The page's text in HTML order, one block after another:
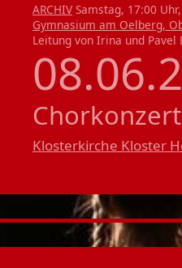
ARCHIV Samstag, 17:00 Uhr,
Gymnasium am Oelberg,
Leitung von Irina und Pavel
Chorkonzert
Klosterkirche Kloster